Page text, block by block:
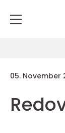
05. November